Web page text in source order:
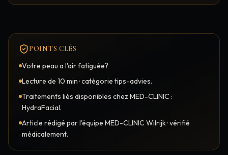
POINTS CLÉS
Votre peau a l'air fatiguée?
Lecture de 10 min · catégorie tips-advies.
Traitements liés disponibles chez MED-CLINIC :
HydraFacial.
Article rédigé par l'équipe MED-CLINIC Wilrijk · vérifié
médicalement.